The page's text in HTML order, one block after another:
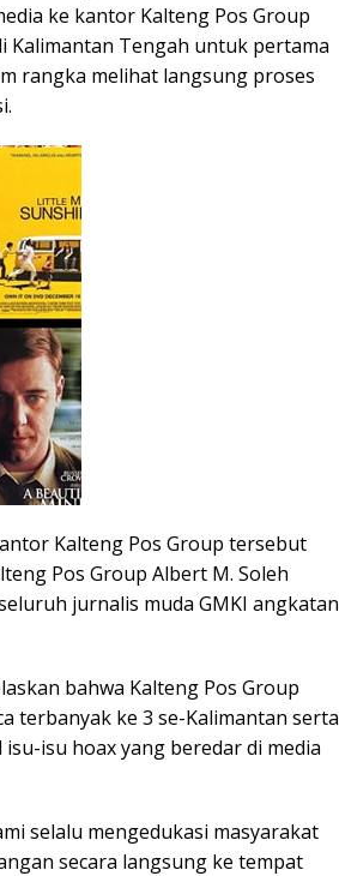
ke kantor Kalteng Pos Group
Kalimantan Tengah untuk pertama
rangka melihat langsung proses
Kalteng Pos Group tersebut
Pos Group Albert M. Soleh
jurnalis muda GMKI angkatan
bahwa Kalteng Pos Group
terbanyak ke 3 se-Kalimantan serta
isu hoax yang beredar di media
selalu mengedukasi masyarakat
secara langsung ke tempat